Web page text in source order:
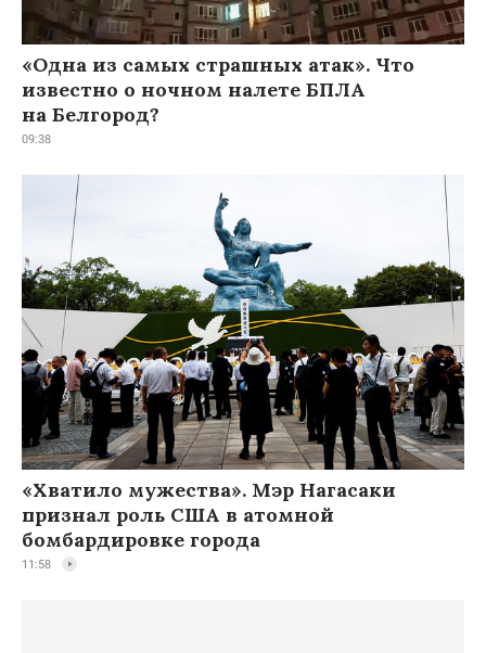
«Одна из самых страшных атак». Что
известно о ночном налете БПЛА
на Белгород?
09:38
«Хватило мужества». Мэр Нагасаки
признал роль США в атомной
бомбардировке города
11:58